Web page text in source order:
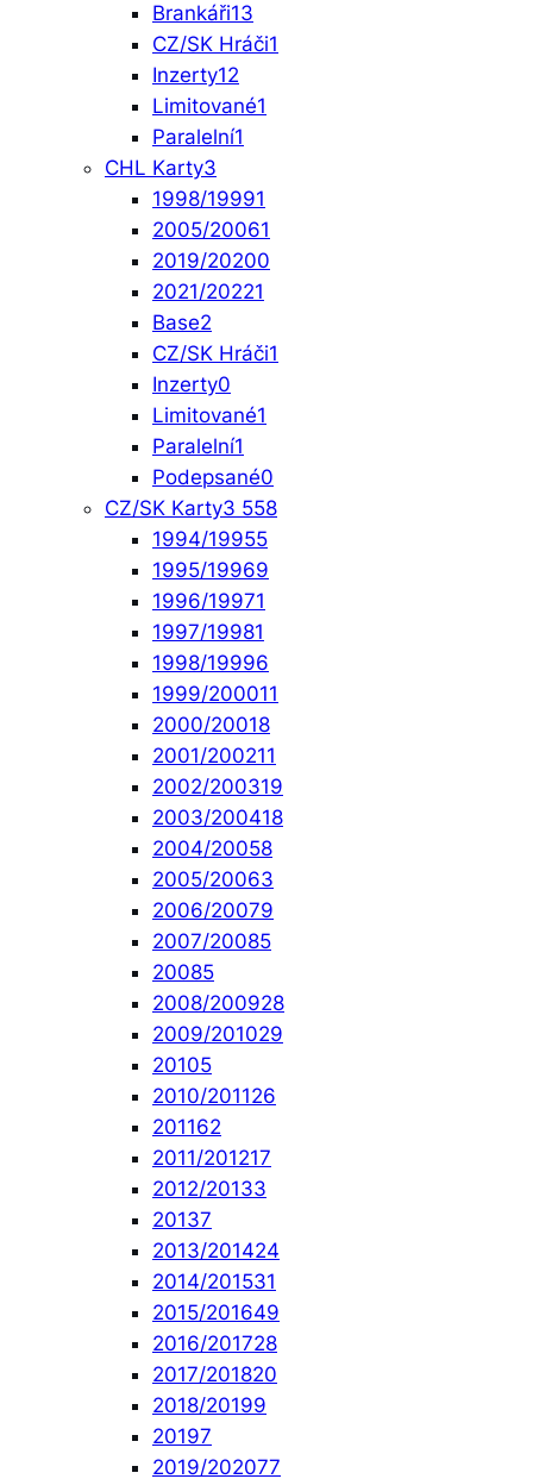
Brankáři13
CZ/SK Hráči1
Inzerty12
Limitované1
Paralelní1
CHL Karty3
1998/19991
2005/20061
2019/20200
2021/20221
Base2
CZ/SK Hráči1
Inzerty0
Limitované1
Paralelní1
Podepsané0
CZ/SK Karty3 558
1994/19955
1995/19969
1996/19971
1997/19981
1998/19996
1999/200011
2000/20018
2001/200211
2002/200319
2003/200418
2004/20058
2005/20063
2006/20079
2007/20085
20085
2008/200928
2009/201029
20105
2010/201126
201162
2011/201217
2012/20133
20137
2013/201424
2014/201531
2015/201649
2016/201728
2017/201820
2018/20199
20197
2019/202077